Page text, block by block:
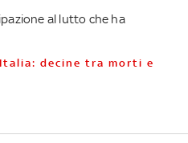
al lutto che ha